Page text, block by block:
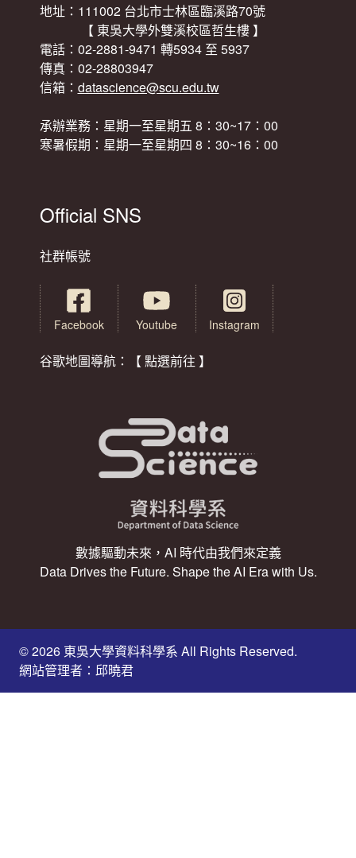
地址：111002 台北市士林區臨溪路70號
【 東吳大學外雙溪校區哲生樓 】
電話：02-2881-9471 轉5934 至 5937
傳真：02-28803947
信箱： datascience@scu.edu.tw
承辦業務：星期一至星期五 8：30~17：00
寒暑假期：星期一至星期四 8：30~16：00
Official SNS
社群帳號
Facebook Youtube Instagram
谷歌地圖導航：【 點選前往 】
數據驅動未來，AI 時代由我們來定義
Data Drives the Future. Shape the AI Era with Us.
© 2026 東吳大學資料科學系 All Rights Reserved.
網站管理者：邱曉君